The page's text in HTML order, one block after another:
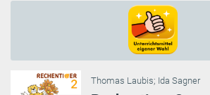
Thomas Laubis; Ida Sagner